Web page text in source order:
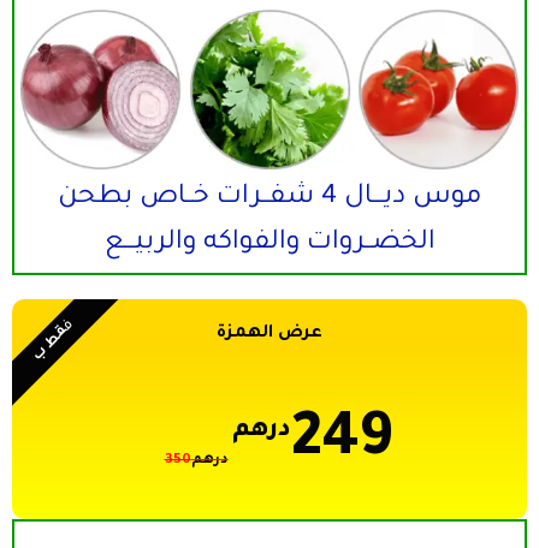
موس ديـــال 4 شفــرات خــاص بطحن
الخضــروات والفواكه والربيـــع
عرض الهمزة
درهم350
درهم249
ف
قط ب